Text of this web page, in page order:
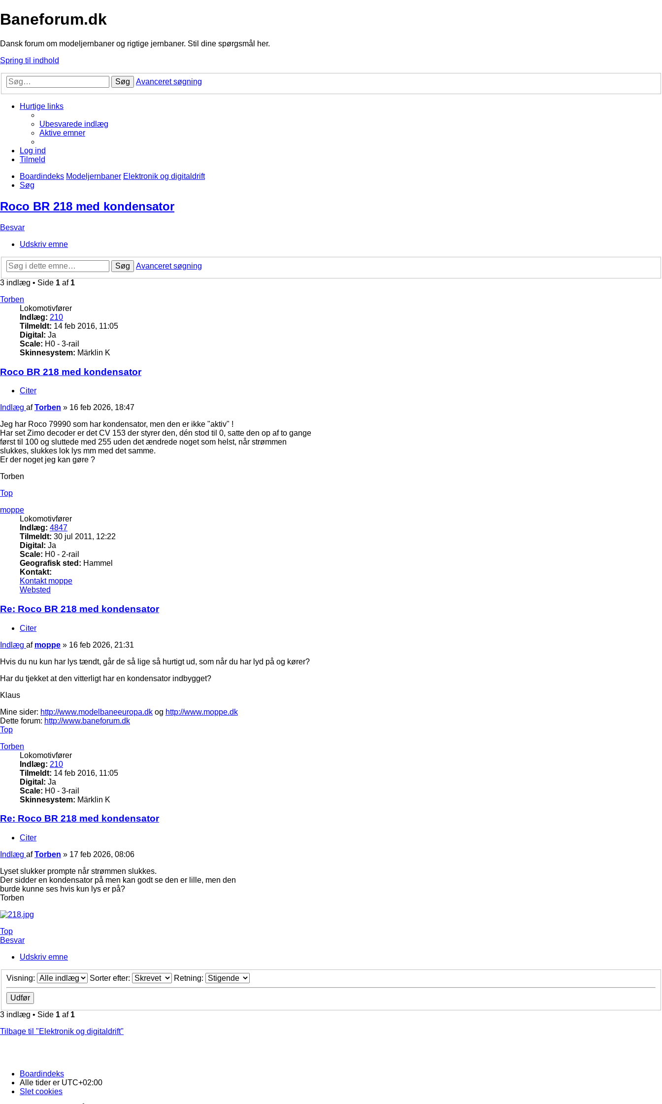
Baneforum.dk
Dansk forum om modeljernbaner og rigtige jernbaner. Stil dine spørgsmål her.
Spring til indhold
Søg Avanceret søgning
Hurtige links
Ubesvarede indlæg
Aktive emner
Log ind
Tilmeld
Boardindeks Modeljernbaner Elektronik og digitaldrift
Søg
Roco BR 218 med kondensator
Besvar
Udskriv emne
Søg
Avanceret søgning
3 indlæg • Side 1 af 1
Torben
Lokomotivfører
Indlæg: 210
Tilmeldt: 14 feb 2016, 11:05
Digital: Ja
Scale: H0 - 3-rail
Skinnesystem: Märklin K
Roco BR 218 med kondensator
Citer
Indlæg afTorben » 16 feb 2026, 18:47
Jeg har Roco 79990 som har kondensator, men den er ikke "aktiv" !
Har set Zimo decoder er det CV 153 der styrer den, dén stod til 0, satte den op af to gange
først til 100 og sluttede med 255 uden det ændrede noget som helst, når strømmen
slukkes, slukkes lok lys mm med det samme.
Er der noget jeg kan gøre ?
Torben
Top
moppe
Lokomotivfører
Indlæg: 4847
Tilmeldt: 30 jul 2011, 12:22
Digital: Ja
Scale: H0 - 2-rail
Geografisk sted: Hammel
Kontakt:
Kontakt moppe
Websted
Re: Roco BR 218 med kondensator
Citer
Indlæg af moppe » 16 feb 2026, 21:31
Hvis du nu kun har lys tændt, går de så lige så hurtigt ud, som når du har lyd på og kører?
Har du tjekket at den vitterligt har en kondensator indbygget?
Klaus
Mine sider: http://www.modelbaneeuropa.dk og http://www.moppe.dk
Dette forum: http://www.baneforum.dk
Top
Torben
Lokomotivfører
Indlæg: 210
Tilmeldt: 14 feb 2016, 11:05
Digital: Ja
Scale: H0 - 3-rail
Skinnesystem: Märklin K
Re: Roco BR 218 med kondensator
Citer
Indlæg afTorben » 17 feb 2026, 08:06
Lyset slukker prompte når strømmen slukkes.
Der sidder en kondensator på men kan godt se den er lille, men den
burde kunne ses hvis kun lys er på?
Torben
Top
Besvar
Udskriv emne
Visning: Sorter efter: Retning:
3 indlæg • Side 1 af 1
Tilbage til "Elektronik og digitaldrift"
Boardindeks
Alle tider er UTC+02:00
Slet cookies